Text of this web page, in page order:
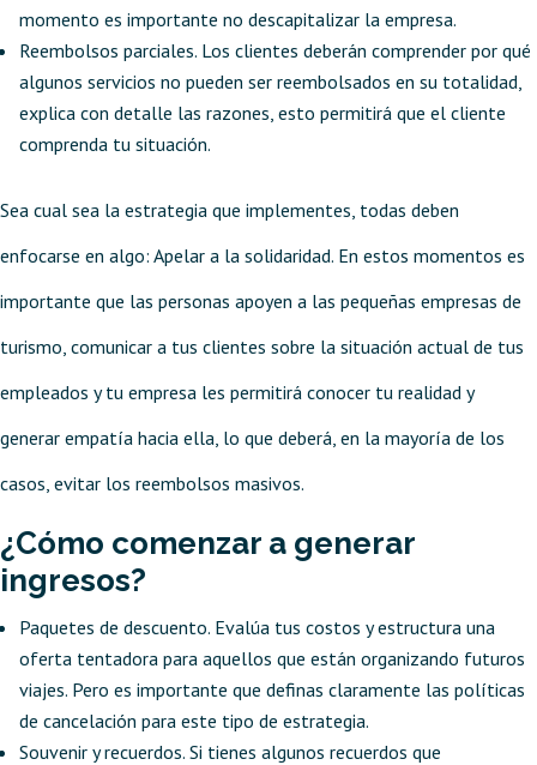
momento es importante no descapitalizar la empresa.
Reembolsos parciales. Los clientes deberán comprender por qué
algunos servicios no pueden ser reembolsados en su totalidad,
explica con detalle las razones, esto permitirá que el cliente
comprenda tu situación.
Sea cual sea la estrategia que implementes, todas deben
enfocarse en algo: Apelar a la solidaridad. En estos momentos es
importante que las personas apoyen a las pequeñas empresas de
turismo, comunicar a tus clientes sobre la situación actual de tus
empleados y tu empresa les permitirá conocer tu realidad y
generar empatía hacia ella, lo que deberá, en la mayoría de los
casos, evitar los reembolsos masivos.
¿Cómo comenzar a generar
ingresos?
Paquetes de descuento. Evalúa tus costos y estructura una
oferta tentadora para aquellos que están organizando futuros
viajes. Pero es importante que definas claramente las políticas
de cancelación para este tipo de estrategia.
Souvenir y recuerdos. Si tienes algunos recuerdos que